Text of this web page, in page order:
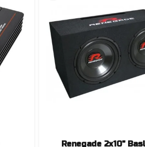
Renegade 2x10"